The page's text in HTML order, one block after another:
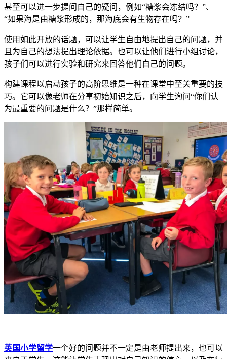
甚至可以进一步提问自己的疑问，例如“糖浆会冻结吗？”、
“如果海是由糖浆形成的，那海底会有生物存在吗？”
使用如此开放的话题，可以让学生自由地提出自己的问题，并
且为自己的想法提出理论依据。也可以让他们进行小组讨论，
孩子们可以进行实验和研究来回答他们自己的问题。
构建课程以启动孩子的高阶思维是一种在课堂中至关重要的技
巧。它可以像老师在分享初始知识之后，向学生询问“你们认
为最重要的问题是什么？”那样简单。
英国小学留学一个好的问题并不一定是由老师提出来，也可以